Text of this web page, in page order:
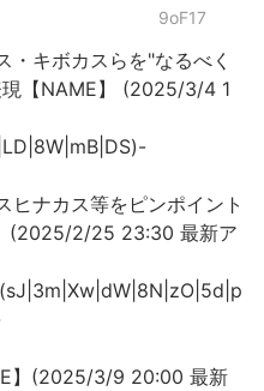
9oF17
キボカスらを"なるべく
現【NAME】 (2025/3/4 1
ナカス等をピンポイント
(2025/2/25 23:30 最新ア
】(2025/3/9 20:00 最新